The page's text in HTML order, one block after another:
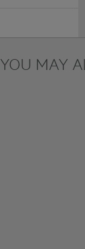
YOU MAY